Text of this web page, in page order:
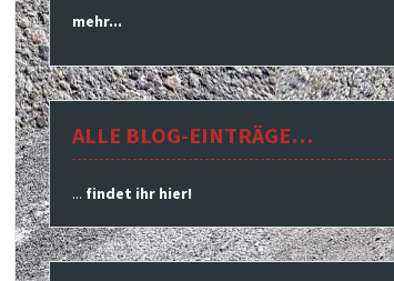
mehr...
ALLE BLOG-EINTRÄGE…
... findet ihr hier!